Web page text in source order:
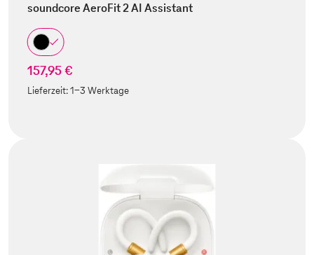
soundcore AeroFit 2 AI Assistant
157,95 €
Lieferzeit:1-3 Werktage